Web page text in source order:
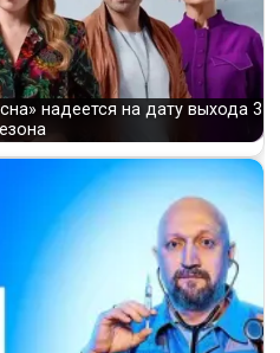
надеется на дату выхода 3